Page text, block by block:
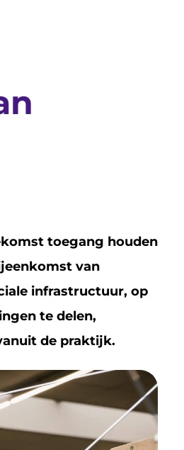
toegang houden
van
infrastructuur, op
te delen,
de praktijk.